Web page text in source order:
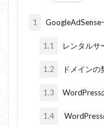
1 GoogleAdSense
1.1 レンタルサ
1.2 ドメインの
1.3 WordPress
1.4